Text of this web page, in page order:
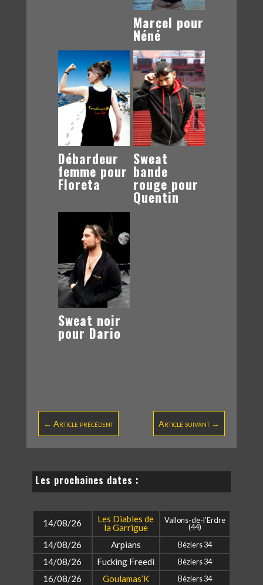
Marcel pour
Néné
Débardeur
femme pour
Floreta
Sweat
bande
rouge pour
Quentin
Sweat noir
pour Dario
← Article précédent Article suivant→
Les prochaines dates :
14/08/26
Les Diables de
la Garrigue
Vallons-de-l’Erdre
(44)
14/08/26 Arpians Béziers 34
14/08/26 Fucking Freedi Béziers 34
16/08/26 Goulamas’K Béziers 34